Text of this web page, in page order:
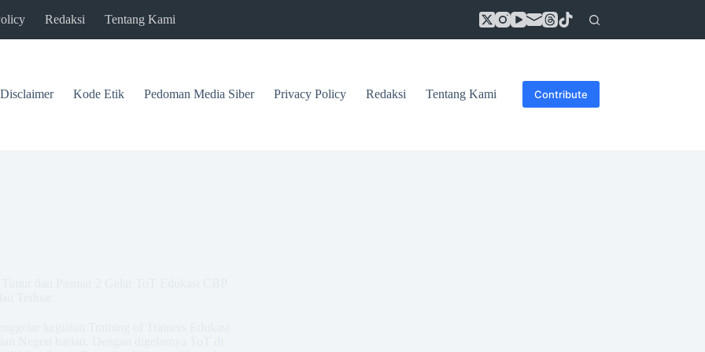
Redaksi Tentang Kami
Disclaimer Kode Etik Pedoman Media Siber Privacy Policy Redaksi Tentang Kami Contribute